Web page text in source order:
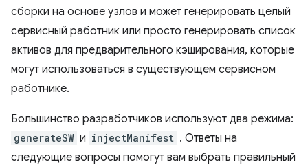
сборки на основе узлов и может генерировать целый
сервисный работник или просто генерировать список
активов для предварительного кэширования, которые
могут использоваться в существующем сервисном
работнике.
Большинство разработчиков используют два режима:
generateSW и injectManifest . Ответы на
следующие вопросы помогут вам выбрать правильный